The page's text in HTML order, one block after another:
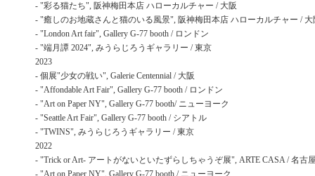
- "彩る猫たち", 阪神梅田本店 ハローカルチャー / 大阪
- "癒しのお地蔵さんと猫のいる風景", 阪神梅田本店 ハローカルチャー / 大
- "London Art fair", Gallery G-77 booth / ロンドン
- "端月譚 2024", みうらじろうギャラリー / 東京
2023
- 個展"少女の戦い", Galerie Centennial / 大阪
- "Affondable Art Fair", Gallery G-77 booth / ロンドン
- "Art on Paper NY", Gallery G-77 booth/ ニューヨーク
- "Seattle Art Fair", Gallery G-77 booth / シアトル
- "TWINS", みうらじろうギャラリー / 東京
2022
- "Trick or Art- アートがないといたずらしちゃうぞ展", ARTE CASA / 名古
- "Art on Paper NY", Gallery G-77 booth / ニューヨーク